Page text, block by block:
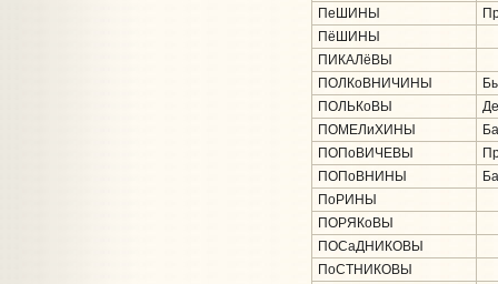
ПеШИНЫ
ПёШИНЫ
ПИКАЛёВЫ
ПОЛКоВНИЧИНЫ
ПОЛЬКоВЫ
ПОМЕЛиХИНЫ
ПОПоВИЧЕВЫ
ПОПоВНИНЫ
ПоРИНЫ
ПОРЯКоВЫ
ПОСаДНИКОВЫ
ПоСТНИКОВЫ